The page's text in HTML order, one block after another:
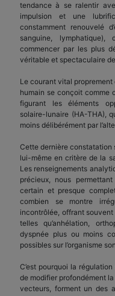
tendance à se ralentir
impulsion et une
constamment renouvelé
sanguine,
commencer par les plus
véritable et spectaculaire de
Le courant vital proprement
humain se conçoit comme
figurant les éléments
solaire-lunaire (HA-THA),
moins délibérément par
Cette dernière constatation
lui-même en critère de la
Les renseignements
précieux, nous
certain et presque
combien se montre
incontrôlée, offrant
telles qu’anhélation,
dyspnée plus ou moins
possibles sur l’organisme
C’est pourquoi la
de modifier profondément
vecteurs, forment un des